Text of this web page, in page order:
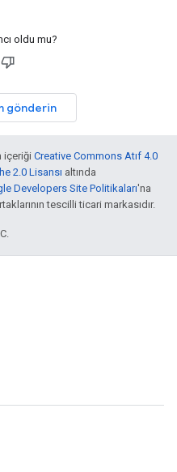
oldu mu?
gönderin
içeriği Creative Commons Atıf 4.0
2.0 Lisansı altında
Developers Site Politikaları'na
tescilli ticari markasıdır.